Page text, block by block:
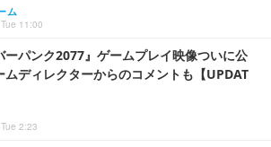
ム
11:00
ーパンク2077』ゲームプレイ映像ついに公
ムディレクターからのコメントも【UPDAT
2:23